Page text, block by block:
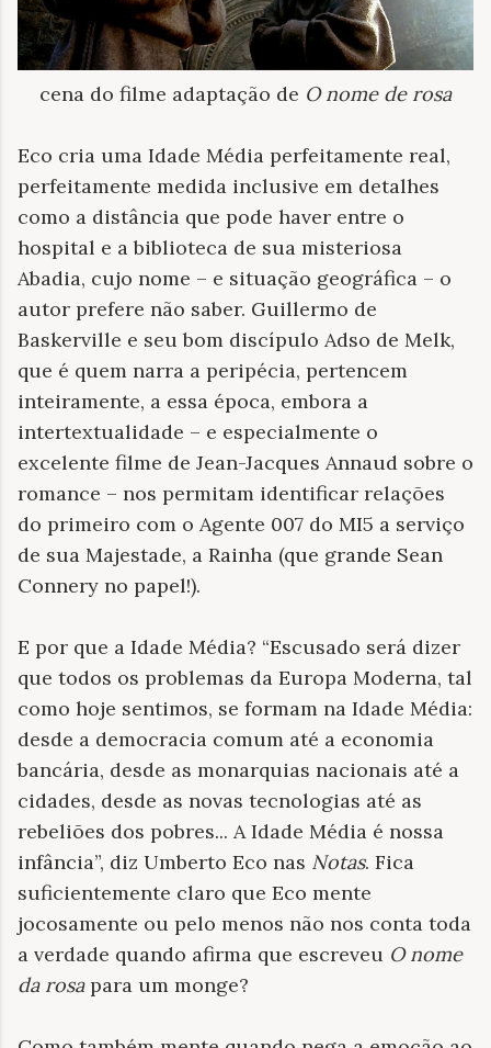
cena do filme adaptação de O nome de rosa
Eco cria uma Idade Média perfeitamente real,
perfeitamente medida inclusive em detalhes
como a distância que pode haver entre o
hospital e a biblioteca de sua misteriosa
Abadia, cujo nome – e situação geográfica – o
autor prefere não saber. Guillermo de
Baskerville e seu bom discípulo Adso de Melk,
que é quem narra a peripécia, pertencem
inteiramente, a essa época, embora a
intertextualidade – e especialmente o
excelente filme de Jean-Jacques Annaud sobre o
romance – nos permitam identificar relações
do primeiro com o Agente 007 do MI5 a serviço
de sua Majestade, a Rainha (que grande Sean
Connery no papel!).
E por que a Idade Média? “Escusado será dizer
que todos os problemas da Europa Moderna, tal
como hoje sentimos, se formam na Idade Média:
desde a democracia comum até a economia
bancária, desde as monarquias nacionais até a
cidades, desde as novas tecnologias até as
rebeliões dos pobres... A Idade Média é nossa
infância”, diz Umberto Eco nas Notas. Fica
suficientemente claro que Eco mente
jocosamente ou pelo menos não nos conta toda
a verdade quando afirma que escreveu O nome
da rosapara um monge?